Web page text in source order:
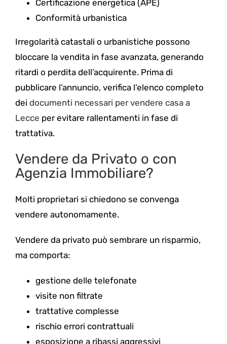
Certificazione energetica (APE)
Conformità urbanistica
Irregolarità catastali o urbanistiche possono
bloccare la vendita in fase avanzata, generando
ritardi o perdita dell’acquirente. Prima di
pubblicare l’annuncio, verifica l’elenco completo
dei documenti necessari per vendere casa a
Lecce per evitare rallentamenti in fase di
trattativa.
Vendere da Privato o con
Agenzia Immobiliare?
Molti proprietari si chiedono se convenga
vendere autonomamente.
Vendere da privato può sembrare un risparmio,
ma comporta:
gestione delle telefonate
visite non filtrate
trattative complesse
rischio errori contrattuali
esposizione a ribassi aggressivi